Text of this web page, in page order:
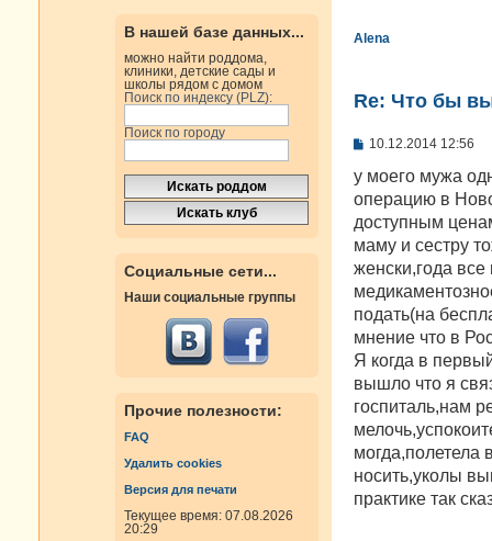
В нашей базе данных...
можно найти роддома,
клиники, детские сады и
школы рядом с домом
Поиск по индексу (PLZ):
Поиск по городу
Социальные сети...
Наши социальные группы
Прочие полезности:
FAQ
Удалить cookies
Версия для печати
Текущее время: 07.08.2026
20:29
Alena
Re: Что бы
С
о
щ
е
и
е
10.12.2014 12:56
у моего мужа
операцию в
доступным
маму и сестру
женски,года
подать(на
мнение что в
Я когда в
вышло что я
госпиталь,нам
могда,полетела
носить,уколы
практике так